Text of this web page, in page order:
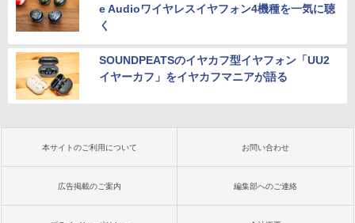
e Audioワイヤレスイヤフォン4機種を一気に聴
く
SOUNDPEATSのイヤカフ型イヤフォン「UU2
イヤーカフ」をイヤカフマニアが語る
本サイトのご利用について お問い合わせ
広告掲載のご案内 編集部へのご連絡